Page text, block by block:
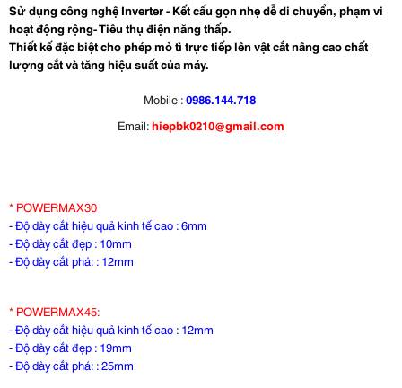
Sử dụng công nghệ Inverter - Kết cấu gọn nhẹ dễ di chuyển, phạm vi
hoạt động rộng- Tiêu thụ điện năng thấp.
Thiết kế đặc biệt cho phép mỏ tì trực tiếp lên vật cắt nâng cao chất
lượng cắt và tăng hiệu suất của máy.
Mobile :0986.144.718
Email:hiepbk0210@gmail.com
* POWERMAX30
- Độ dày cắt hiệu quả kinh tế cao : 6mm
- Độ dày cắt đẹp : 10mm
- Độ dày cắt phá: : 12mm
* POWERMAX45:
- Độ dày cắt hiệu quả kinh tế cao : 12mm
- Độ dày cắt đẹp : 19mm
- Độ dày cắt phá: : 25mm